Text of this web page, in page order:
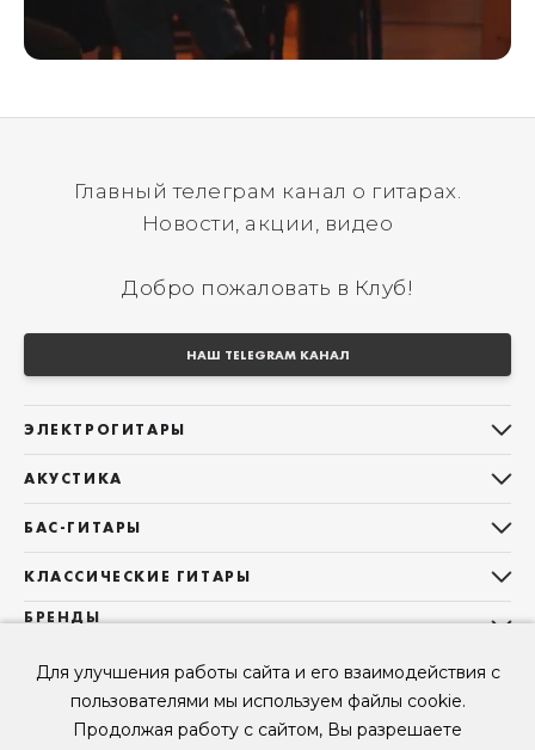
Для улучшения работы сайта и его взаимодействия с
пользователями мы используем файлы cookie.
Продолжая работу с сайтом, Вы разрешаете
Главный телеграм канал о гитарах.
Новости, акции, видео
Добро пожаловать в Клуб!
НАШ TELEGRAM КАНАЛ
ЭЛЕКТРОГИТАРЫ
Telecaster
Les Paul
Superstrat
АКУСТИКА
Фолки (ОМ, 000, 00)
Гранд Аудиториум
Б/У, уцененные гитары
БАС-ГИТАРЫ
Precision Bass
Б/У, уцененные гитары
КЛАССИЧЕСКИЕ ГИТАРЫ
Все классические гитары
Б/У, уцененные гитары
БРЕНДЫ
Sigma Guitars
Enya Guitars
Fender
Контакты
Мы в Telegram